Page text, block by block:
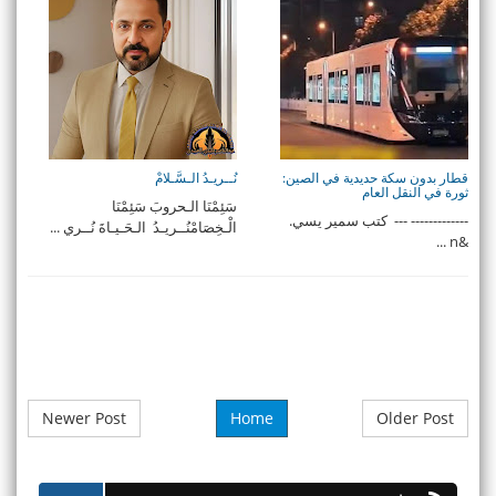
قطار بدون سكة حديدية في الصين:
ثورة في النقل العام
------------- --- كتب سمير يسي.
&n ...
نُــريـدُ الـسَّـلامْ
سَئِمْنَا الـحروبَ سَئِمْنَا
الْـخِصَامْنُــريـدُ الـحَـيـاةَ نُــري ...
Newer Post Older Post
Home